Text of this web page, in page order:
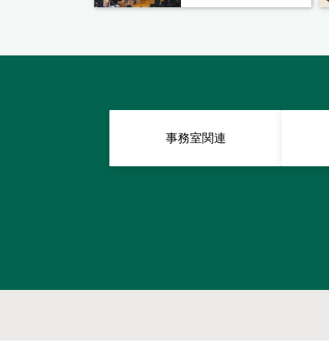
事務室関連